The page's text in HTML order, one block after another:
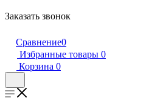
Заказать звонок
Сравнение0
Избранные товары 0
Корзина 0